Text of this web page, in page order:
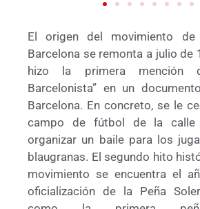
El origen del movimiento
Barcelona se remonta a julio de
hizo la primera mención
Barcelonista” en un
Barcelona. En concreto, se le
campo de fútbol de la calle
organizar un baile para los
blaugranas. El segundo hito
movimiento se encuentra el
oficialización de la Peña